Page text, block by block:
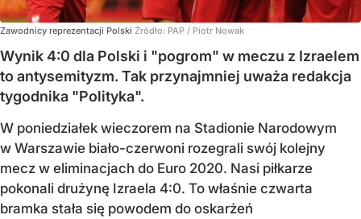
Zawodnicy reprezentacji Polski Źródło: PAP / Piotr Nowak
Wynik 4:0 dla Polski i "pogrom" w meczu z Izraelem
to antysemityzm. Tak przynajmniej uważa redakcja
tygodnika "Polityka".
W poniedziałek wieczorem na Stadionie Narodowym
w Warszawie biało-czerwoni rozegrali swój kolejny
mecz w eliminacjach do Euro 2020. Nasi piłkarze
pokonali drużynę Izraela 4:0. To właśnie czwarta
bramka stała się powodem do oskarżeń